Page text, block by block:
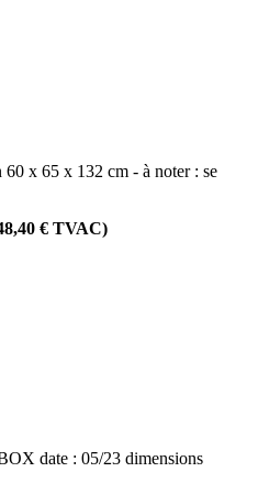
x 65 x 132 cm - à noter : se
€ TVAC)
date : 05/23 dimensions